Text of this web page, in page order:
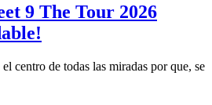
9 The Tour 2026
centro de todas las miradas por que, se